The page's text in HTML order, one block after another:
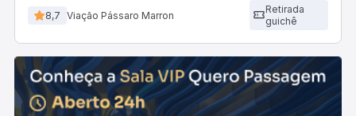
8,7 Viação Pássaro Marron
Retirada
guichê